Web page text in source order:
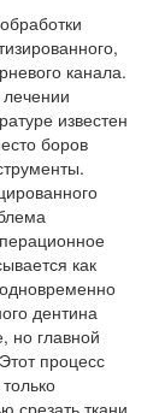
канала.
известен
боров
как
дентина
но главной
процесс
срезать ткани